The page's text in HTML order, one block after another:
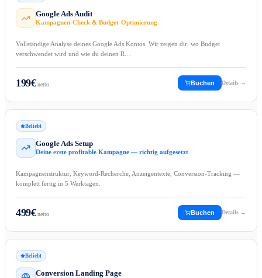
Google Ads Audit
Kampagnen-Check & Budget-Optimierung
Vollständige Analyse deines Google Ads Kontos. Wir zeigen dir, wo Budget
verschwendet wird und wie du deinen R…
199€netto Buchen Details →
Beliebt
Google Ads Setup
Deine erste profitable Kampagne — richtig aufgesetzt
Kampagnenstruktur, Keyword-Recherche, Anzeigentexte, Conversion-Tracking —
komplett fertig in 5 Werktagen.
499€netto Buchen Details →
Beliebt
Conversion Landing Page